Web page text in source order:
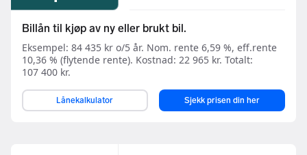
Billån til kjøp av ny eller brukt bil.
Eksempel: 84 435 kr o/5 år. Nom. rente 6,59 %, eff.rente
10,36 % (flytende rente). Kostnad: 22 965 kr. Totalt:
107 400 kr.
Lånekalkulator Sjekk prisen din her